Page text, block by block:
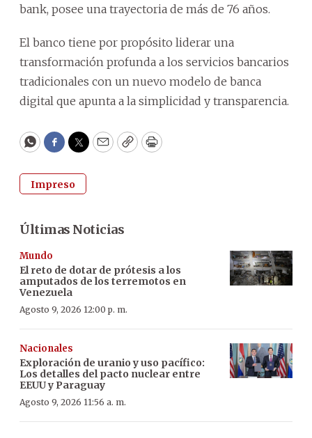
bank, posee una trayectoria de más de 76 años.
El banco tiene por propósito liderar una
transformación profunda a los servicios bancarios
tradicionales con un nuevo modelo de banca
digital que apunta a la simplicidad y transparencia.
WhatsApp
Facebook
Twitter
EmailCopyPrint
Impreso
Últimas Noticias
Mundo
El reto de dotar de prótesis a los
amputados de los terremotos en
Venezuela
Agosto 9, 2026 12:00 p. m.
Nacionales
Exploración de uranio y uso pacífico:
Los detalles del pacto nuclear entre
EEUU y Paraguay
Agosto 9, 2026 11:56 a. m.